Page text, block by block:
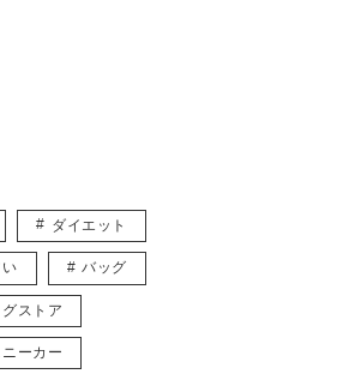
ダイエット
バッグ
グストア
ニーカー